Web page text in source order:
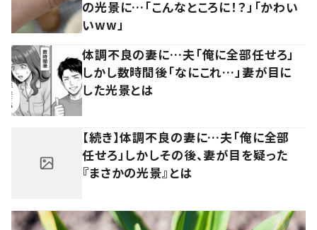
の光景に…「こんなところに！？」「かわい
いww」
体調不良の妻に…夫「俺に全部任せろ」
しかし数時間後「なにこれ…」妻が目に
した光景とは
【続き】体調不良の妻に…夫「俺に全部
任せろ」しかしその後、妻が目を疑った
『まさかの光景』とは